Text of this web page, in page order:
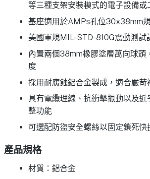
等三種支架安裝模式的電子設備或
基座適用於AMPs孔位30x38mm
美國軍規MIL-STD-810G震動測試
內置兩個38mm橡膠塗層萬向球頭
度
採用耐腐蝕鋁合金製成，適合嚴苛
具有電纜理線、抗衝擊振動以及近
整功能
可選配防盜安全螺絲以固定鎖死快
產品規格
材質：鋁合金